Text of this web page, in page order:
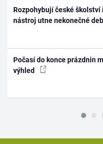
Rozpohybují české školství
nástroj utne nekonečné
Počasí do konce prázdnin
výhled